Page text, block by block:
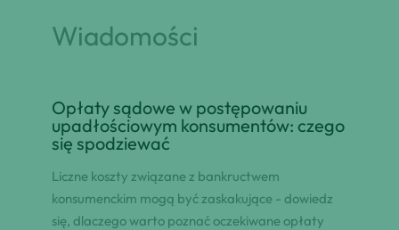
Wiadomości
Opłaty sądowe w postępowaniu
upadłościowym konsumentów: czego
się spodziewać
Liczne koszty związane z bankructwem
konsumenckim mogą być zaskakujące - dowiedz
się, dlaczego warto poznać oczekiwane opłaty